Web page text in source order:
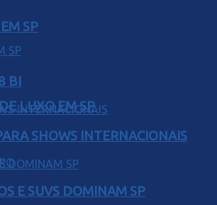
LUXO EM SP
SP
BI
SHOWS INTERNACIONAIS
E SUVS DOMINAM SP